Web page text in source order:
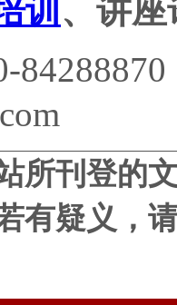
训 、讲
所刊登的
有疑义，